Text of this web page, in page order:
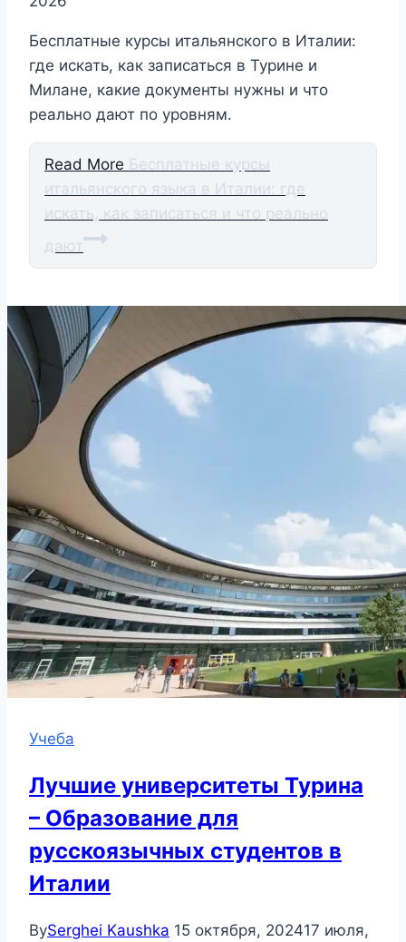
Бесплатные курсы итальянского в Италии:
где искать, как записаться в Турине и
Милане, какие документы нужны и что
реально дают по уровням.
Read More Бесплатные курсы
итальянского языка в Италии: где
искать, как записаться и что реально
дают
Учеба
Лучшие университеты Турина
– Образование для
русскоязычных студентов в
Италии
BySerghei Kaushka 15 октября, 202417 июля,